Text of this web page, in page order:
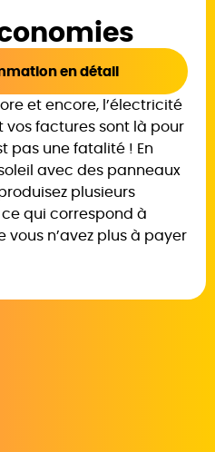
et encore, l’électricité
factures sont là pour
pas une fatalité ! En
avec des panneaux
plusieurs
qui correspond à
n’avez plus à payer